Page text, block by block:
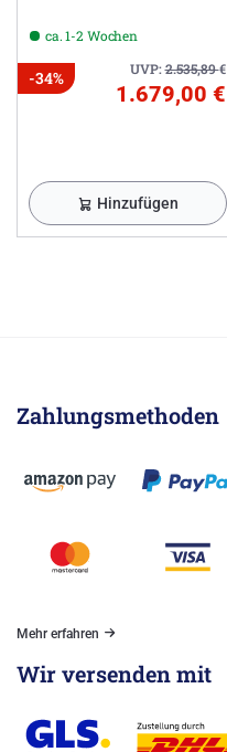
ca. 1-2 Wochen
UVP:2.535,89€
-34%
1.679,00 €
Hinzufügen
Zahlungsmethoden
Mehr erfahren
Wir versenden mit